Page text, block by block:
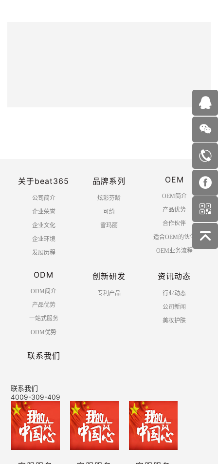
关于beat365
公司简介
企业荣誉
企业文化
企业环境
发展历程
品牌系列
炫彩芬龄
可绮
雪玛丽
OEM
OEM简介
产品优势
合作伙伴
适合OEM的伙伴
OEM业务流程
ODM
ODM简介
产品优势
一站式服务
ODM优势
创新研发
专利产品
资讯动态
行业动态
公司新闻
美妆护肤
联系我们
联系我们
4009-309-409